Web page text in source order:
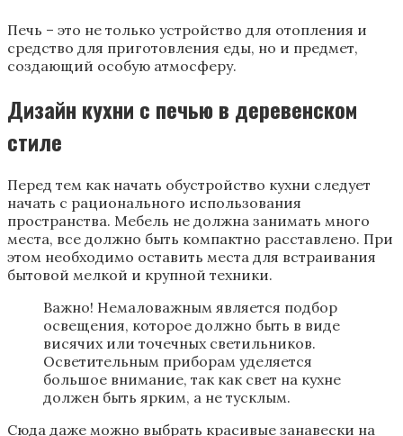
окна, которые хорошо подходят к интерьеру.
Популярным становится использование вытяжки,
которую легко установить. При этом она не занимает
пристально обратить внимание, так как это
основное, на что нужно обратить внимание.
Занавески на окна служат завершающим элементом
интерьера. Для гармоничного образа важно
подобрать цветовую гамму и стиль.
Печь из кирпича может занять почетное место на
вашей кухне. Для этого также понадобятся дрова,
которые должны лежать в отдельно отведенном
месте. А сверху можно украсить большим
количеством рисунков и орнаментов в русском
стиле.
Выбираем свой стиль кухни с
деревянными стенами